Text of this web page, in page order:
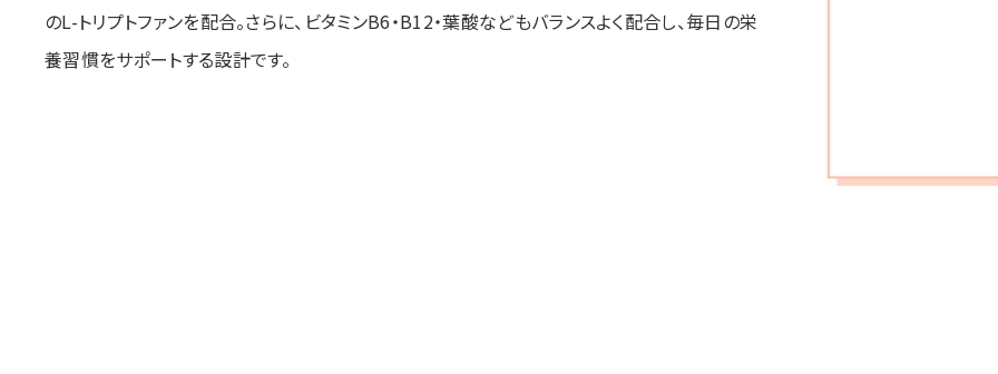
のL-トリプトファンを配合。さらに、ビタミンB6・B12・葉酸などもバランスよく配合し、毎日の栄
養習慣をサポートする設計です。